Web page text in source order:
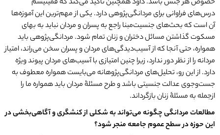
خصوص هر جنس باشد. داود همچنین تأکید می‌کند که فمینیسم
درس‌های فراوانی برای مردانگی‌پژوهی دارد. یکی از مهم‌ترین این آموزه‌ها
آن است که بحث‌های جنسیت‌مبنا راجع به پسران و مردان نباید به بهای
مسکوت گذاشتن مسائل دختران و زنان تمام شود. مردانگی‌پژوهی باید
همواره، حتی آنجا که از آسیب‌دیدگی‌های مردان و پسران سخن می‌راند، امتیاز
مردانه را از نظر دور ندارد، زیرا چنین امتیازی با آسیب‌های مردان پیوند ویژه
دارد. از این‌ رو، تحلیل‌های مردانگی‌پژوهانه می‌بایست همواره معطوف به
جست‌وجوی عدالت جنسیتی باشد و طرح مسئلۀ مردان باید همواره ما را
از‌جمله به مسئلۀ زنان بازگرداند.
مطالعات مردانگی چگونه میتواند به شکلی از کنشگری و آگاهیبخشی در
این حوزه در سطح عموم جامعه منجر شود؟